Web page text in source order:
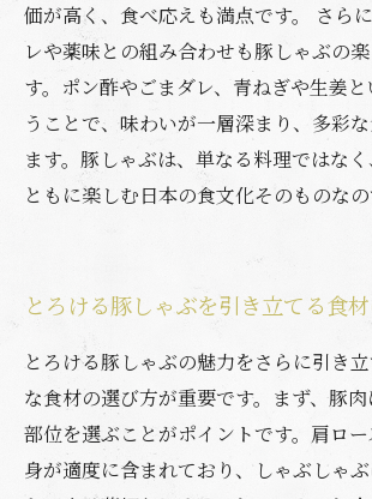
価が高く、食べ応えも満点です。 さら
レや薬味との組み合わせも豚しゃぶの
す。ポン酢やごまダレ、青ねぎや生姜
うことで、味わいが一層深まり、多彩
ます。豚しゃぶは、単なる料理ではな
ともに楽しむ日本の食文化そのものなの
とろける豚しゃぶを引き立てる食
とろける豚しゃぶの魅力をさらに引き
な食材の選び方が重要です。まず、豚
部位を選ぶことがポイントです。肩ロ
身が適度に含まれており、しゃぶしゃ